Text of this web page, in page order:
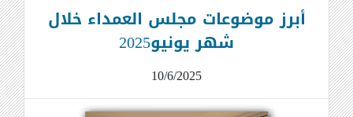
أبرز موضوعات مجلس العمداء خلال
شهر يونيو2025
10/6/2025